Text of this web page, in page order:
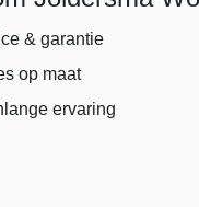
& garantie
op maat
ervaring